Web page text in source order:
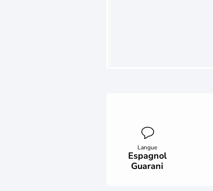
Langue
Espagnol
Guarani